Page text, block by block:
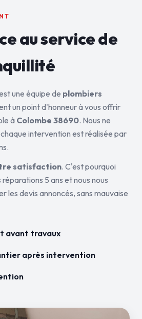
au service de
une équipe de plombiers
un point d'honneur à vous offrir
à Colombe 38690. Nous ne
intervention est réalisée par
satisfaction. C'est pourquoi
5 ans et nous nous
les devis annoncés, sans mauvaise
avant travaux
après intervention